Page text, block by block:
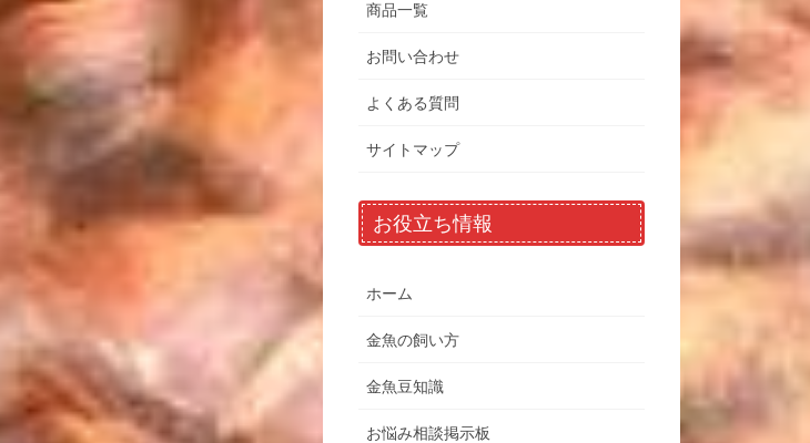
商品一覧
お問い合わせ
よくある質問
サイトマップ
お役立ち情報
ホーム
金魚の飼い方
金魚豆知識
お悩み相談掲示板